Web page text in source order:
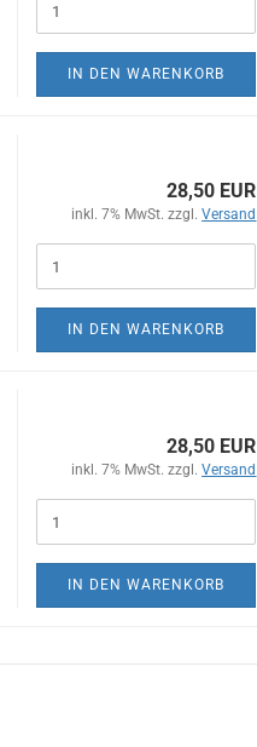
IN DEN WARENKORB
28,50 EUR
inkl. 7% MwSt. zzgl.Versand
IN DEN WARENKORB
28,50 EUR
inkl. 7% MwSt. zzgl.Versand
IN DEN WARENKORB